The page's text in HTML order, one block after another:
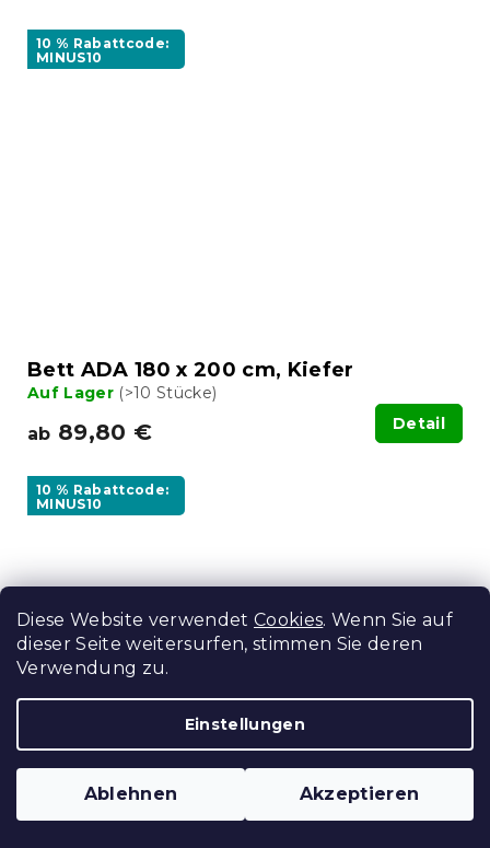
Diese Website verwendet Cookies. Wenn Sie auf
dieser Seite weitersurfen, stimmen Sie deren
Verwendung zu.
Einstellungen
Ablehnen Akzeptieren
10 % Rabattcode:
MINUS10
Bett ADA 180 x 200 cm, Kiefer
Auf Lager (>10 Stücke)
ab 89,80 € Detail
10 % Rabattcode:
MINUS10
Bett ADA 180 x 200 cm, Nussbaum